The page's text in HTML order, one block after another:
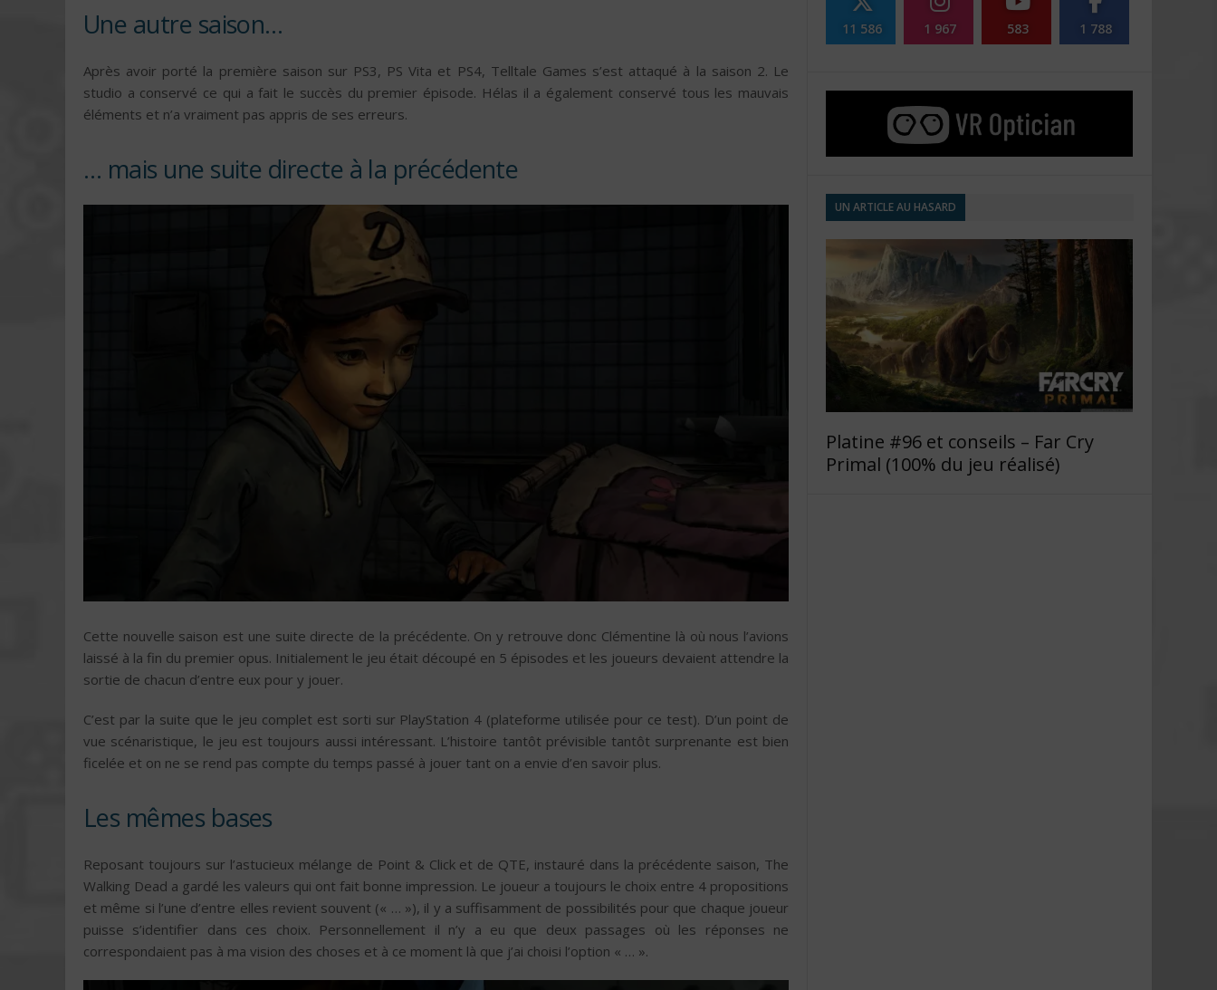
Une autre saison…
Après avoir porté la première saison sur PS3, PS Vita et PS4, Telltale Games s’est attaqué à la saison 2. Le
studio a conservé ce qui a fait le succès du premier épisode. Hélas il a également conservé tous les mauvais
éléments et n’a vraiment pas appris de ses erreurs.
… mais une suite directe à la précédente
Cette nouvelle saison est une suite directe de la précédente. On y retrouve donc Clémentine là où nous l’avions
laissé à la fin du premier opus. Initialement le jeu était découpé en 5 épisodes et les joueurs devaient attendre la
sortie de chacun d’entre eux pour y jouer.
C’est par la suite que le jeu complet est sorti sur PlayStation 4 (plateforme utilisée pour ce test). D’un point de
vue scénaristique, le jeu est toujours aussi intéressant. L’histoire tantôt prévisible tantôt surprenante est bien
ficelée et on ne se rend pas compte du temps passé à jouer tant on a envie d’en savoir plus.
Les mêmes bases
Reposant toujours sur l’astucieux mélange de Point & Click et de QTE, instauré dans la précédente saison, The
Walking Dead a gardé les valeurs qui ont fait bonne impression. Le joueur a toujours le choix entre 4 propositions
et même si l’une d’entre elles revient souvent (« … »), il y a suffisamment de possibilités pour que chaque joueur
puisse s’identifier dans ces choix. Personnellement il n’y a eu que deux passages où les réponses ne
correspondaient pas à ma vision des choses et à ce moment là que j’ai choisi l’option « … ».
11 586 1 967 583 1 788
UN ARTICLE AU HASARD
Platine #96 et conseils – Far Cry
Primal (100% du jeu réalisé)